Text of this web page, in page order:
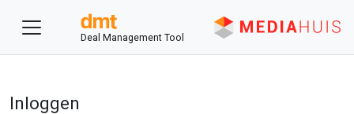
Deal Management Tool
Inloggen